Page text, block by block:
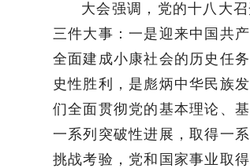
大会强调，党的十八大
三件大事：一是迎来中国共
全面建成小康社会的历史任
史性胜利，是彪炳中华民族
们全面贯彻党的基本理论、
一系列突破性进展，取得一
挑战考验，党和国家事业取